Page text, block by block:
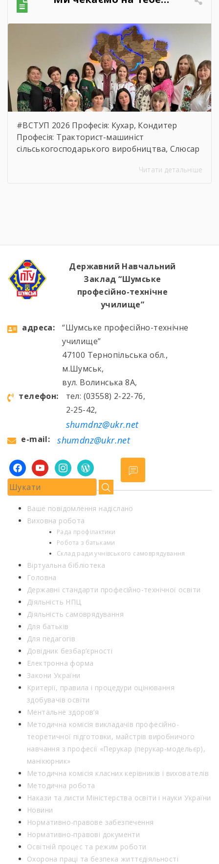
характеристик предмета закупівлі, розміру
бюджетного призначення, очікуваної
вартості предмета закупівлі.
https://drive.google.com/file/d/
#ВСТУП 2026 Професія: Кухар, Кондитер
Професія: Тракторист-машиніст
сільськогосподарького виробництва, Слюсар
устаткування, водій автотранспортних
Читати детальніше
Державний Навчальний
Заклад “Шумське
професійно-технічне
училище”
aдресa:
“Шумське професійно-технічне
училище”
47100 Тернопільська обл.,
м.Шумськ,
вул. Волинська 8А,
телефон:
тел: (03558) 2-22-76,
2-25-42,
shumdnz@ukr.net
e-mail: shumdnz@ukr.net
facebookyoutubeinstagramwordpress
Ваше повідомлення надіслано
Виховна робота
Рада профілактики
Робота з батьками
Склад ради учнівського самоврядування
Віртуальна бібліотека
Головна
Державні стандарти професійно-технічної освіти
Діяльність НПЦ
Діяльність самоврядування
Для батьків
Для педагогів
Довідник безбар’єрності
Електронна форма
Закони України
Критерії, правила і процедури оцінювання
здобувачів освіти
Ментальне здоров’я
Методична комісія викладачів професійно-
теоретичної підготовки, майстрів виробничого
навчання з професії «Перукар (перукар-модельєр),
манікюрник»
Методична комісія класних керівників і вихователів
Методична робота
Накази та листи Міністерства освіти і науки України
Новини
Нормативно-правове забезпечення
Нормативно-правові документи
Освітній процес та режим роботи
Охорона праці та безпека життєдіяльності